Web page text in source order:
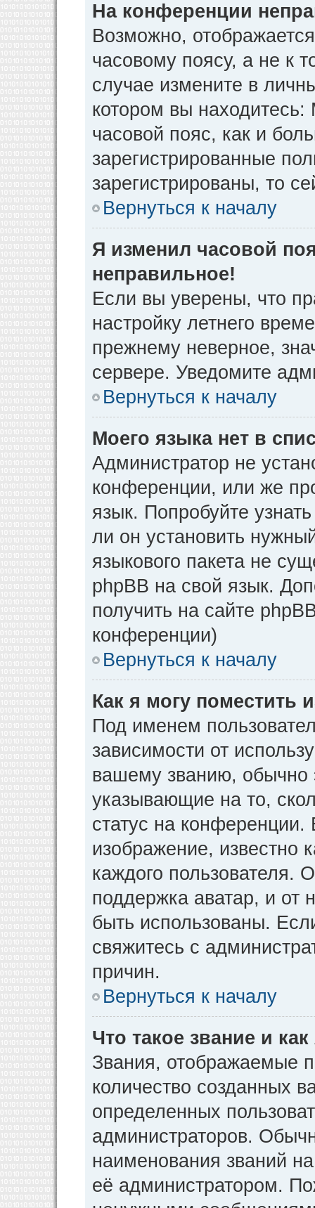
На конференции
Возможно,
часовому поясу, а не к
случае измените в
котором вы находитесь:
часовой пояс, как и
зарегистрированные
зарегистрированы, то
Вернуться к началу
Я изменил часовой
неправильное!
Если вы уверены, что
настройку летнего
прежнему неверное,
сервере. Уведомите
Вернуться к началу
Моего языка нет в
Администратор не
конференции, или же
язык. Попробуйте
ли он установить
языкового пакета не
phpBB на свой язык.
получить на сайте
конференции)
Вернуться к началу
Как я могу поместить
Под именем
зависимости от
вашему званию, обычно
указывающие на то,
статус на
изображение, известно
каждого пользователя.
поддержка аватар, и от
быть использованы.
свяжитесь с
причин.
Вернуться к началу
Что такое звание и
Звания, отображаемые
количество созданных
определенных
администраторов.
наименования званий
её администратором.